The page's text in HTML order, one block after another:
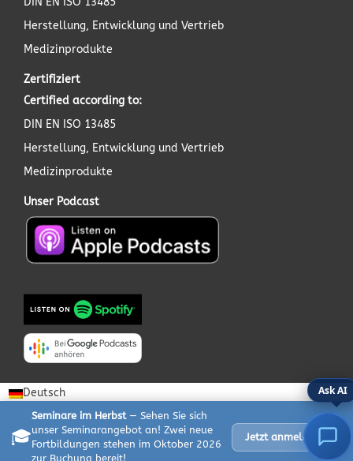
Herstellung, Entwicklung und Vertrieb
Medizinprodukte
Zertifiziert
Certified according to:
DIN EN ISO 13485
Herstellung, Entwicklung und Vertrieb
Medizinprodukte
Unser Podcast
Ask AI
🎓
Seminare im Herbst— Sehen Sie sich
unser Seminarangebot an! Zwei neue
Fortbildungen stehen im Oktober 2026
zur Buchung bereit!
Jetzt anmelden ✕
Deutsch